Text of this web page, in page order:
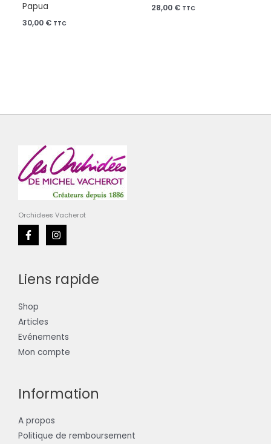
Papua
30,00 € TTC
28,00 € TTC
Orchidees Vacherot
Liens rapide
Shop
Articles
Evénements
Mon compte
Information
A propos
Politique de remboursement